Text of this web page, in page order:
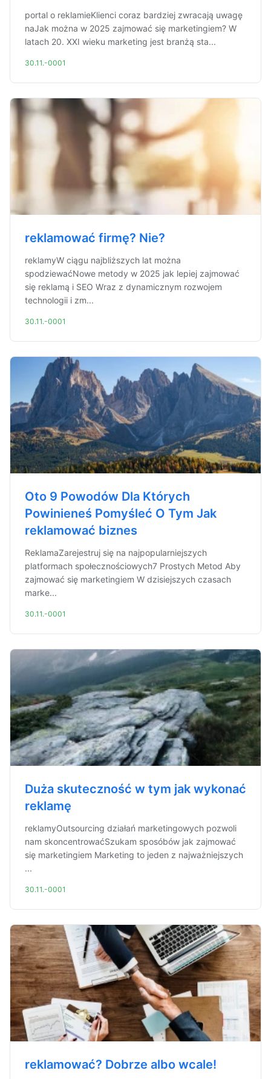
portal o reklamieKlienci coraz bardziej zwracają uwagę
naJak można w 2025 zajmować się marketingiem? W
latach 20. XXI wieku marketing jest branżą sta...
30.11.-0001
reklamować firmę? Nie?
reklamyW ciągu najbliższych lat można
spodziewaćNowe metody w 2025 jak lepiej zajmować
się reklamą i SEO Wraz z dynamicznym rozwojem
technologii i zm...
30.11.-0001
Oto 9 Powodów Dla Których
Powinieneś Pomyśleć O Tym Jak
reklamować biznes
ReklamaZarejestruj się na najpopularniejszych
platformach społecznościowych7 Prostych Metod Aby
zajmować się marketingiem W dzisiejszych czasach
marke...
30.11.-0001
Duża skuteczność w tym jak wykonać
reklamę
reklamyOutsourcing działań marketingowych pozwoli
nam skoncentrowaćSzukam sposóbów jak zajmować
się marketingiem Marketing to jeden z najważniejszych
...
30.11.-0001
reklamować? Dobrze albo wcale!